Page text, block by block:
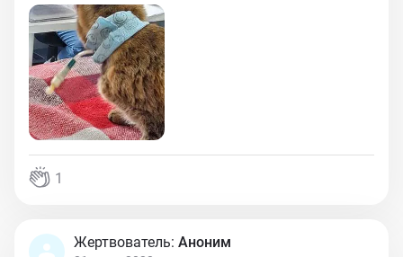
1
Жертвователь: Аноним